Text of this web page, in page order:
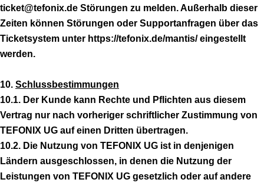
ticket@tefonix.de Störungen zu melden. Außerhalb dieser
Zeiten können Störungen oder Supportanfragen über das
Ticketsystem unter https://tefonix.de/mantis/ eingestellt
werden.
10. Schlussbestimmungen
10.1. Der Kunde kann Rechte und Pflichten aus diesem
Vertrag nur nach vorheriger schriftlicher Zustimmung von
TEFONIX UG auf einen Dritten übertragen.
10.2. Die Nutzung von TEFONIX UG ist in denjenigen
Ländern ausgeschlossen, in denen die Nutzung der
Leistungen von TEFONIX UG gesetzlich oder auf andere